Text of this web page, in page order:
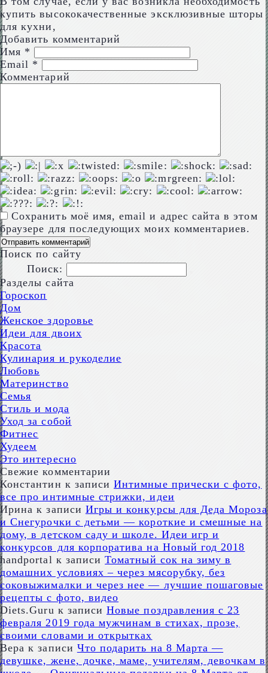
купить высококачественные эксклюзивные шторы
для кухни,
Добавить комментарий
Имя *
Email *
Комментарий
Сохранить моё имя, email и адрес сайта в этом
браузере для последующих моих комментариев.
Поиск по сайту
Поиск:
Разделы сайта
Гороскоп
Дом
Женское здоровье
Идеи для двоих
Красота
Кулинария и рукоделие
Любовь
Материнство
Семья
Стиль и мода
Уход за собой
Фитнес
Худеем
Это интересно
Свежие комментарии
Константин к записиИнтимные прически с фото,
все про интимные стрижки, идеи
Ирина к записи Игры и конкурсы для Деда Мороза
и Снегурочки с детьми — короткие и смешные на
дому, в детском саду и школе. Идеи игр и
конкурсов для корпоратива на Новый год 2018
handportal к записиТоматный сок на зиму в
домашних условиях – через мясорубку, без
соковыжималки и через нее — лучшие пошаговые
рецепты с фото, видео
Diets.Guru к записиНовые поздравления с 23
февраля 2019 года мужчинам в стихах, прозе,
своими словами и открытках
Вера к записи Что подарить на 8 Марта —
девушке, жене, дочке, маме, учителям, девочкам в